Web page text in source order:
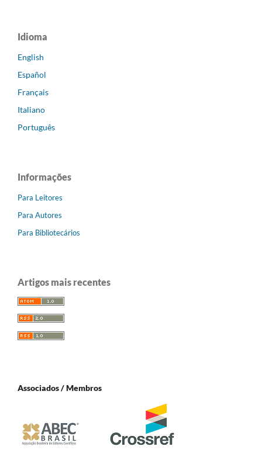
Idioma
English
Español
Français
Italiano
Português
Informações
Para Leitores
Para Autores
Para Bibliotecários
Artigos mais recentes
Associados / Membros